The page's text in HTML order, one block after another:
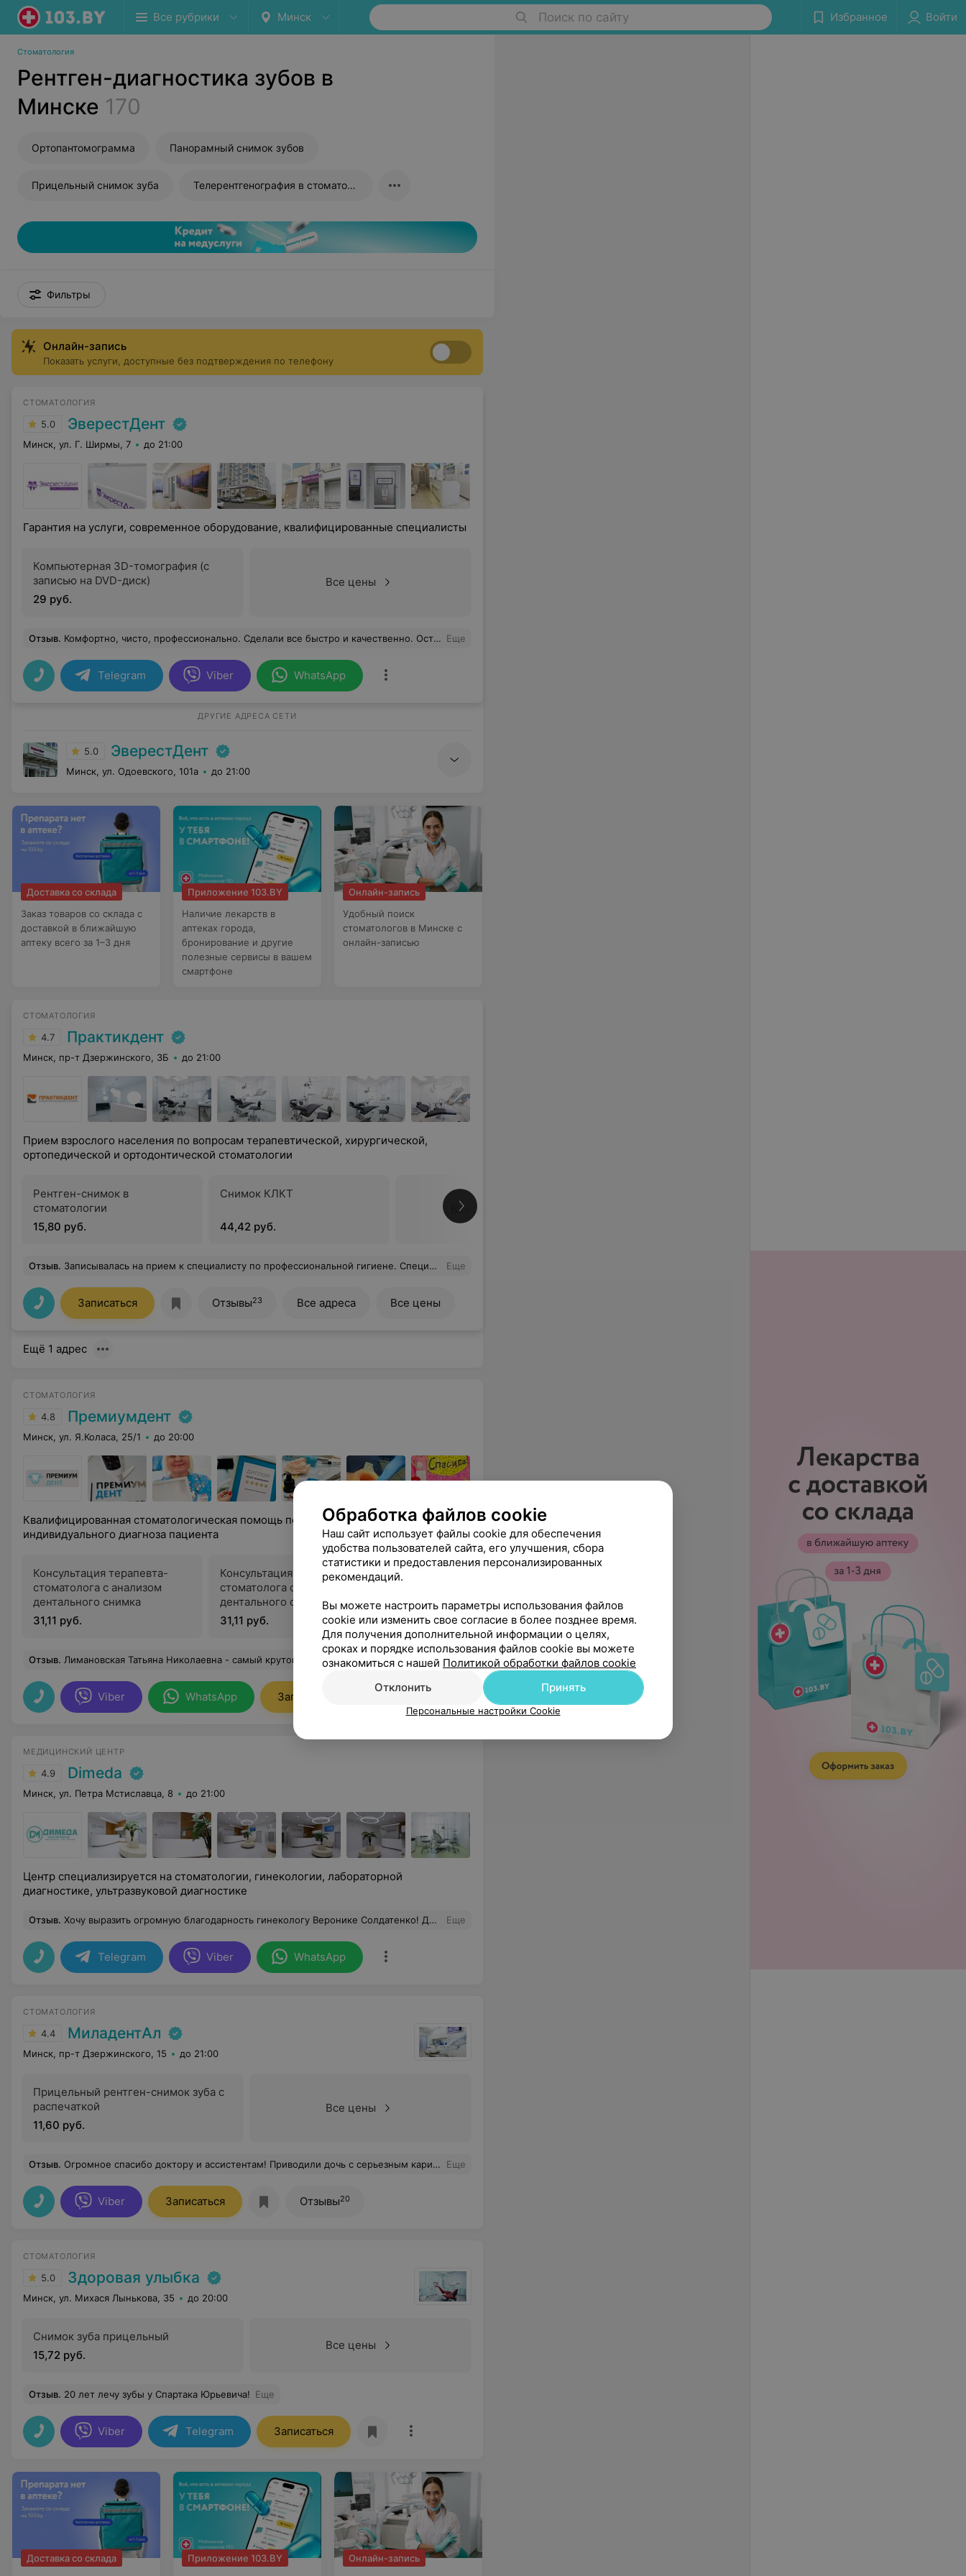
Все рубрики Минск Поиск по сайту Избранное Войти
Стоматология
Рентген-диагностика зубов в
Минске 170
Ортопантомограмма Панорамный снимок зубов
Прицельный снимок зуба Телерентгенография в стоматологии
Фильтры
Онлайн-запись
Показать услуги, доступные без подтверждения по телефону
СТОМАТОЛОГИЯ
5.0 ЭверестДент
Минск, ул. Г. Ширмы, 7 до 21:00
Гарантия на услуги, современное оборудование, квалифицированные специалисты
Компьютерная 3D-томография (с
записью на DVD-диск)
29 руб.
Все цены
Отзыв. Комфортно, чисто, профессионально. Сделали все быстро и качественно. Остались только положительные впечатления. Еще
Telegram Viber WhatsApp
ДРУГИЕ АДРЕСА СЕТИ
5.0 ЭверестДент
Минск, ул. Одоевского, 101а до 21:00
Доставка со склада
Заказ товаров со склада с
доставкой в ближайшую
аптеку всего за 1–3 дня
Приложение 103.BY
Наличие лекарств в
аптеках города,
бронирование и другие
полезные сервисы в вашем
смартфоне
Онлайн-запись
Удобный поиск
стоматологов в Минске с
онлайн-записью
СТОМАТОЛОГИЯ
4.7 Практикдент
Минск, пр-т Дзержинского, 3Б до 21:00
Прием взрослого населения по вопросам терапевтической, хирургической,
ортопедической и ортодонтической стоматологии
Рентген-снимок в
стоматологии
15,80 руб.
Снимок КЛКТ
44,42 руб.
Все цены
Отзыв. Записывалась на прием к специалисту по профессиональной гигиене. Специалист тактичный, приветливый. Оказанной процедурой осталась вполне довольна! Еще
Записаться Отзывы23 Все адреса Все цены
Ещё 1 адрес
СТОМАТОЛОГИЯ
4.8 Премиумдент
Минск, ул. Я.Коласа, 25/1 до 20:00
Квалифицированная стоматологическая помощь полного цикла, с учетом
индивидуального диагноза пациента
Консультация терапевта-
стоматолога с анализом
дентального снимка
31,11 руб.
Консультация детского
стоматолога с анализом
дентального снимка
31,11 руб.
Консультация ортопеда-
дентального снимка
31,11 руб.
дентального снимка
31,11 руб.
Консультация хирурга-
стоматолога с анализом
дентального снимка
31,11 руб.
Отзыв. Лимановская Татьяна Николаевна - самый крутой стоматолог-хирург, настоящий профессионал своего дела! Мне нужно было удалить зуб мудрости (нижняя восьмёрка). Татьяна Николаевна перед процедурой развеяла все мои переживания. А в процессе удаления, объясняла свои действия понятным языком. Свою работу выполнила очень аккуратно, поэтому я не чувствовал сильного дискомфорта. Очень приятно попасть на прием к врачу, у которого столь трепетное отношение к пациентам Еще
Viber WhatsApp Записаться
МЕДИЦИНСКИЙ ЦЕНТР
4.9 Dimeda
Минск, ул. Петра Мстиславца, 8 до 21:00
Центр специализируется на стоматологии, гинекологии, лабораторной
диагностике, ультразвуковой диагностике
Отзыв. Хочу выразить огромную благодарность гинекологу Веронике Солдатенко! Деликатная, все подробно, а главное, понятно объясняет. На приеме у данного специалиста не было того дискомфорта, который обычно чувствуешь. Помогла с решением моей проблемы, а также гинеколог заметил то, казалось бы, что не особо важно, но в будущем может иметь последствия, и задуматься нужно уже сейчас. Наконец нашла своего специалиста) Буду рекомендовать Веронику всем знакомым. Еще
Telegram Viber WhatsApp
СТОМАТОЛОГИЯ
4.4 МиладентАл
Минск, пр-т Дзержинского, 15 до 21:00
Прицельный рентген-снимок зуба с
распечаткой
11,60 руб.
Все цены
Отзыв. Огромное спасибо доктору и ассистентам! Приводили дочь с серьезным кариесом, боялись паники. Но врач так ловко и весело все превратила в игру, что ребенок даже не заметил укола! Ушли с улыбкой. Чистые, современные кабинеты, доброе отношение на ресепшене. Цены соответствуют качеству. Очень рекомендую! Еще
Viber Записаться Отзывы20
СТОМАТОЛОГИЯ
5.0 Здоровая улыбка
Минск, ул. Михася Лынькова, 35 до 20:00
Снимок зуба прицельный
15,72 руб.
Все цены
Отзыв. 20 лет лечу зубы у Спартака Юрьевича! Еще
Viber Telegram Записаться
Доставка со склада
Приложение 103.BY
Онлайн-запись
Обработка файлов cookie
Наш сайт использует файлы cookie для обеспечения
удобства пользователей сайта, его улучшения, сбора
статистики и предоставления персонализированных
рекомендаций.
Вы можете настроить параметры использования файлов
cookie или изменить свое согласие в более позднее время.
Для получения дополнительной информации о целях,
сроках и порядке использования файлов cookie вы можете
ознакомиться с нашей Политикой обработки файлов cookie
Отклонить
Принять
Персональные настройки Cookie